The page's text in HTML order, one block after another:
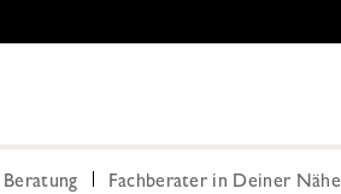
Beratung Fachberater in Deiner Nähe